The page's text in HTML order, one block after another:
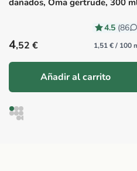
dañados, Oma gertrude, 300
4.5 (86
Precio habitual
4,52 € 1,51 € / 100
Añadir al carrito